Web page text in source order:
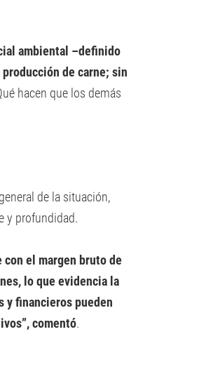
ambiental –definido
de carne; sin
hacen que los demás
general de la situación,
y profundidad.
el margen bruto de
lo que evidencia la
y financieros pueden
comentó.